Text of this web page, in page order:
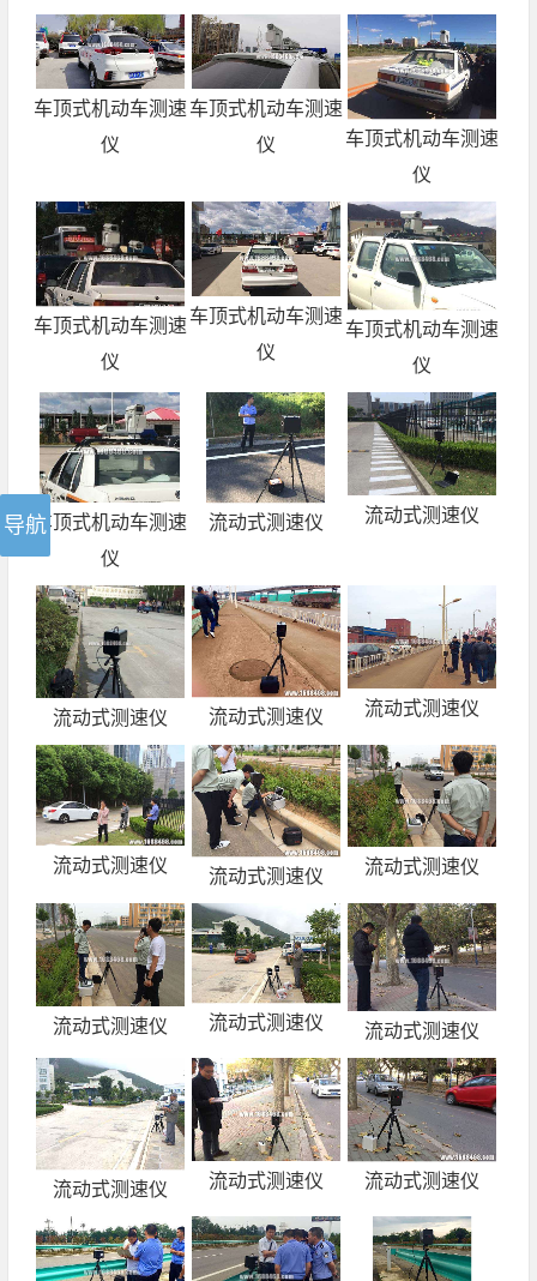
车顶式机动车测速
仪
车顶式机动车测速
仪
车顶式机动车测速
仪
车顶式机动车测速
仪
车顶式机动车测速
仪
车顶式机动车测速
仪
车顶式机动车测速
仪
流动式测速仪 流动式测速仪
流动式测速仪 流动式测速仪 流动式测速仪
流动式测速仪
流动式测速仪 流动式测速仪
流动式测速仪 流动式测速仪 流动式测速仪
流动式测速仪 流动式测速仪 流动式测速仪